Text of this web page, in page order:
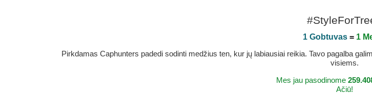
1 Gobtuvas = 1
Pirkdamas Caphunters padedi sodinti medžius ten, kur jų labiausiai reikia. Tavo pagalba
visiems.
Mes jau pasodinome
Ačiū!